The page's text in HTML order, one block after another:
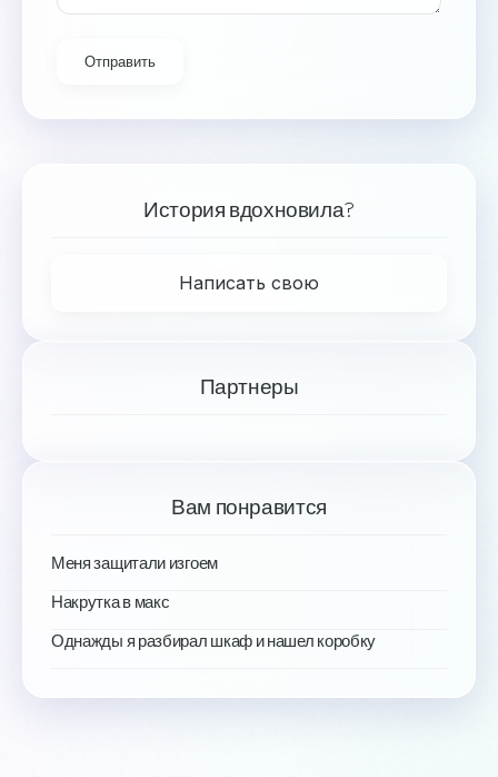
Отправить
История вдохновила?
Написать свою
Партнеры
Вам понравится
Меня защитали изгоем
Накрутка в макс
Однажды я разбирал шкаф и нашел коробку